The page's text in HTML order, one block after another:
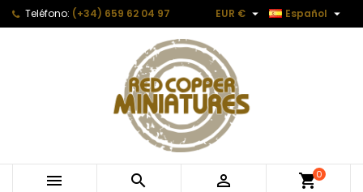
Teléfono: (+34) 659 62 04 97 Español 
EUR € 
   0